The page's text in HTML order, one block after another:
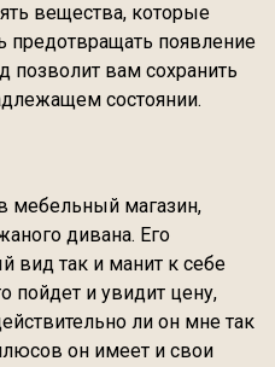
вещества, которые
предотвращать появление
позволит вам сохранить
состоянии.
мебельный магазин,
дивана. Его
вид так и манит к себе
пойдет и увидит цену,
ли он мне так
он имеет и свои